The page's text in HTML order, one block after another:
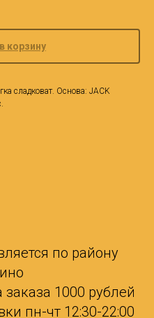
корзину
сладковат. Основа: JACK
по району
1000 рублей
пн-чт 12:30-22:00